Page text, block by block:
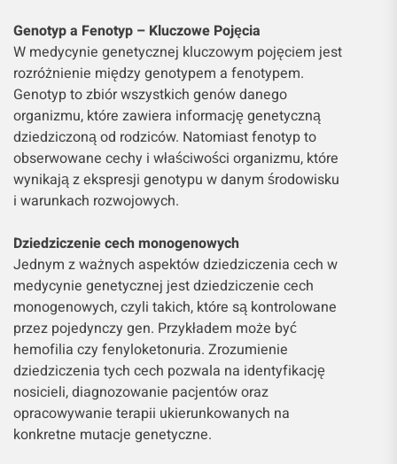
Genotyp a Fenotyp – Kluczowe Pojęcia
W medycynie genetycznej kluczowym pojęciem jest
rozróżnienie między genotypem a fenotypem.
Genotyp to zbiór wszystkich genów danego
organizmu, które zawiera informację genetyczną
dziedziczoną od rodziców. Natomiast fenotyp to
obserwowane cechy i właściwości organizmu, które
wynikają z ekspresji genotypu w danym środowisku
i warunkach rozwojowych.
Dziedziczenie cech monogenowych
Jednym z ważnych aspektów dziedziczenia cech w
medycynie genetycznej jest dziedziczenie cech
monogenowych, czyli takich, które są kontrolowane
przez pojedynczy gen. Przykładem może być
hemofilia czy fenyloketonuria. Zrozumienie
dziedziczenia tych cech pozwala na identyfikację
nosicieli, diagnozowanie pacjentów oraz
opracowywanie terapii ukierunkowanych na
konkretne mutacje genetyczne.